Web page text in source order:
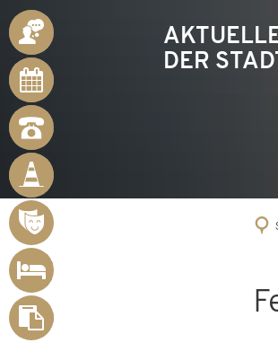
DER
ANSPRECHPARTNER
ONLINE-
TERMINE
NOTRUFNUMMERN
BÜRGER
MELDEN
MÄNGEL
VERANSTALTUNGSÜBERSICHT
UNTERKUNFT
SUCHEN
FORMULARE